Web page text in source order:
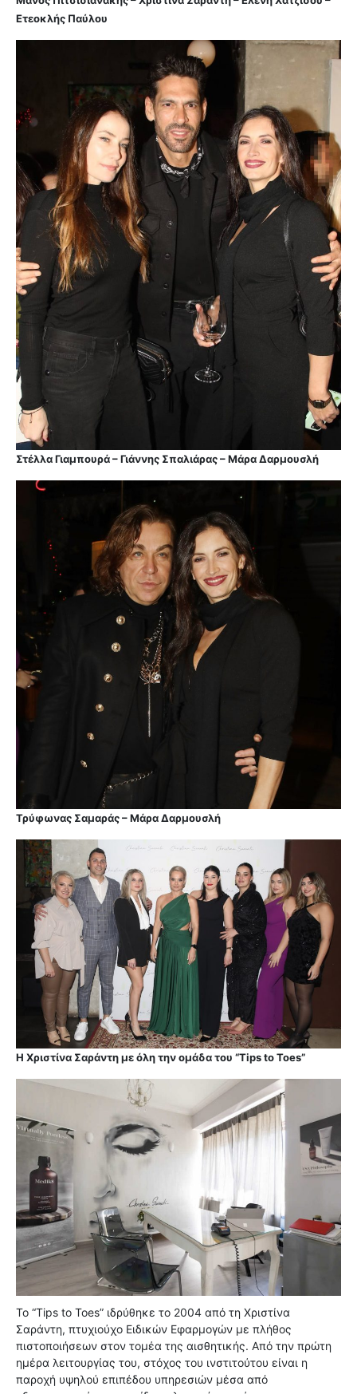
Ετεοκλής Παύλου
Στέλλα Γιαμπουρά – Γιάννης Σπαλιάρας – Μάρα Δαρμουσλή
Τρύφωνας Σαμαράς – Μάρα Δαρμουσλή
Η Χριστίνα Σαράντη με όλη την ομάδα του “Tips to Toes”
Το “Tips to Toes” ιδρύθηκε το 2004 από τη Χριστίνα
Σαράντη, πτυχιούχο Ειδικών Εφαρμογών με πλήθος
πιστοποιήσεων στον τομέα της αισθητικής. Από την πρώτη
ημέρα λειτουργίας του, στόχος του ινστιτούτου είναι η
παροχή υψηλού επιπέδου υπηρεσιών μέσα από